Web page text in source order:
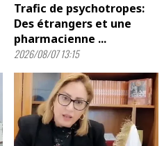
Trafic de psychotropes:
Des étrangers et une
pharmacienne ...
2026/08/07 13:15